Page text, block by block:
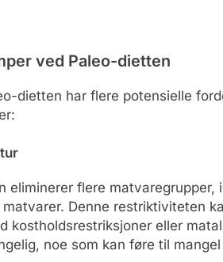
ved Paleo-dietten
dietten har flere potensielle
eliminerer flere
matvarer. Denne restriktiviteten
kostholdsrestriksjoner eller
noe som kan føre til